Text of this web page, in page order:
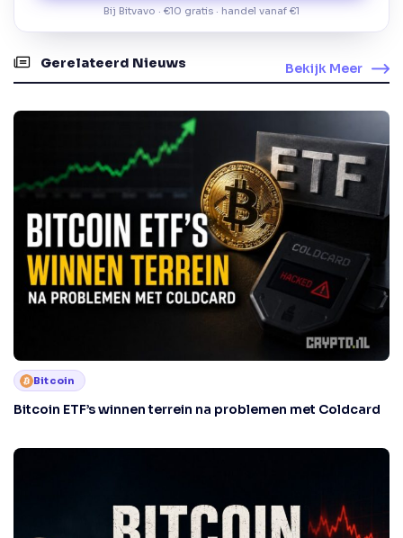
Bij Bitvavo · €10 gratis · handel vanaf €1
Gerelateerd Nieuws Bekijk Meer
Bitcoin
Bitcoin ETF’s winnen terrein na problemen met Coldcard